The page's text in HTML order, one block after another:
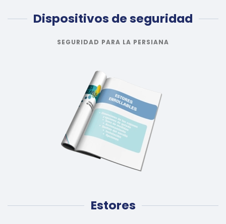
Dispositivos de seguridad
SEGURIDAD PARA LA PERSIANA
Estores